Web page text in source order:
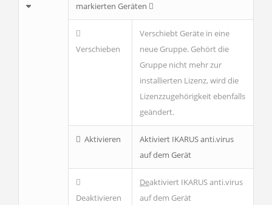
markierten Geräten
Verschieben
Verschiebt Geräte in eine
neue Gruppe. Gehört die
Gruppe nicht mehr zur
installierten Lizenz, wird die
Lizenzzugehörigkeit ebenfalls
geändert.
Aktivieren
Aktiviert IKARUS anti.virus
auf dem Gerät
Deaktivieren
Deaktiviert IKARUS anti.virus
auf dem Gerät